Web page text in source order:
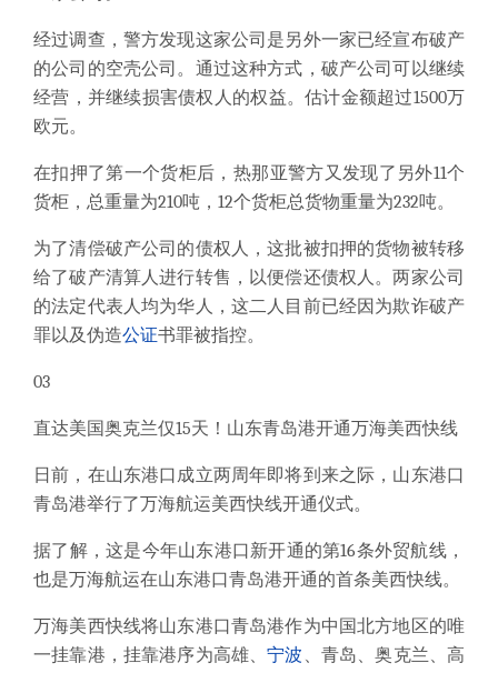
经过调查，警方发现这家公司是另外一家已经宣布破产
的公司的空壳公司。 通过这种方式，破产公司可以继续
经营，并继续损害债权人的权益。估计金额超过1500万
欧元。
在扣押了第一个货柜后，热那亚警方又发现了另外11个
货柜，总重量为210吨，12个货柜总货物重量为232吨。
为了清偿破产公司的债权人，这批被扣押的货物被转移
给了破产清算人进行转售，以便偿还债权人。 两家公司
的法定代表人均为华人，这二人目前已经因为欺诈破产
罪以及伪造公证书罪被指控。
03
直达美国奥克兰仅15天！山东青岛港开通万海美西快线
日前，在山东港口成立两周年即将到来之际，山东港口
青岛港举行了 万海航运美西快线开通仪式。
据了解，这是今年山东港口新开通的第16条外贸航线 ，
也是万海航运在山东港口青岛港开通的首条美西快线。
万海美西快线将山东港口青岛港作为中国北方地区的唯
一挂靠港， 挂靠港序为高雄、宁波 、青岛、奥克兰、高